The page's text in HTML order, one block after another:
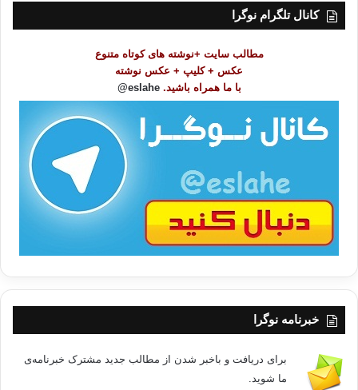
کانال تلگرام نوگرا
مطالب سایت +نوشته های کوتاه متنوع
عکس + کلیپ + عکس نوشته
با ما همراه باشید. eslahe@
خبرنامه نوگرا
برای دریافت و باخبر شدن از مطالب جدید مشترک خبرنامه‌ی
ما شوید.